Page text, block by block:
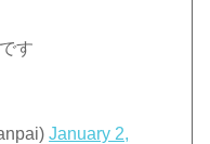
す
January 2,